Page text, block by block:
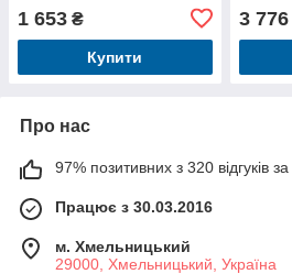
1 653 ₴
Купити
3 776
Про нас
97% позитивних з 320 відгуків за
Працює з 30.03.2016
м. Хмельницький
29000, Хмельницький, Україна